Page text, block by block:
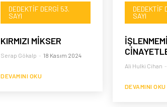
DEDEKTIF DERGI 53.
SAYI
KIRMIZI MİKSER
Serap Gökalp - 18 Kasım 2024
DEVAMINI OKU
DEDEKTIF
SAYI
Ali Hulki Cihan -
DEVAMINI OKU